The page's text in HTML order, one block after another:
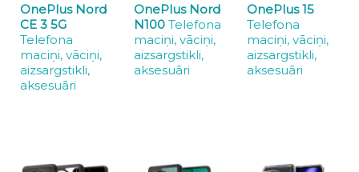
OnePlus Nord
CE 3 5G
Telefona
maciņi, vāciņi,
aizsargstikli,
aksesuāri
OnePlus Nord
N100 Telefona
maciņi, vāciņi,
aizsargstikli,
aksesuāri
OnePlus 15
Telefona
maciņi, vāciņi,
aizsargstikli,
aksesuāri